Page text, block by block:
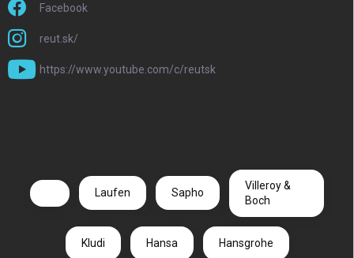
Facebook
reut.sk/
https://www.youtube.com/c/reutsk
Laufen Sapho
Villeroy &
Boch
Kludi Hansa Hansgrohe